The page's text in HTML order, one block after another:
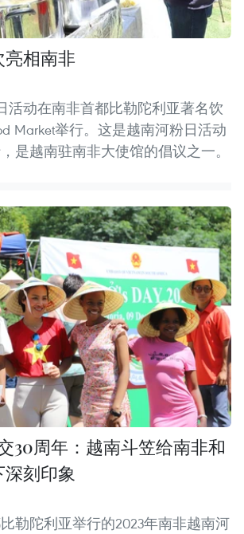
相南非
活动在南非首都比勒陀利亚著名饮
Market举行。这是越南河粉日活动
是越南驻南非大使馆的倡议之一。
30周年：越南斗笠给南非和
刻印象
勒陀利亚举行的2023年南非越南河